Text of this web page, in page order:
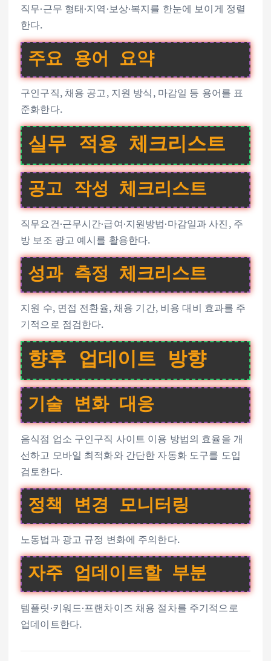
직무·근무 형태·지역·보상·복지를 한눈에 보이게 정렬
한다.
주요 용어 요약
구인구직, 채용 공고, 지원 방식, 마감일 등 용어를 표
준화한다.
실무 적용 체크리스트
공고 작성 체크리스트
직무요건·근무시간·급여·지원방법·마감일과 사진, 주
방 보조 광고 예시를 활용한다.
성과 측정 체크리스트
지원 수, 면접 전환율, 채용 기간, 비용 대비 효과를 주
기적으로 점검한다.
향후 업데이트 방향
기술 변화 대응
음식점 업소 구인구직 사이트 이용 방법의 효율을 개
선하고 모바일 최적화와 간단한 자동화 도구를 도입
검토한다.
정책 변경 모니터링
노동법과 광고 규정 변화에 주의한다.
자주 업데이트할 부분
템플릿·키워드·프랜차이즈 채용 절차를 주기적으로
업데이트한다.